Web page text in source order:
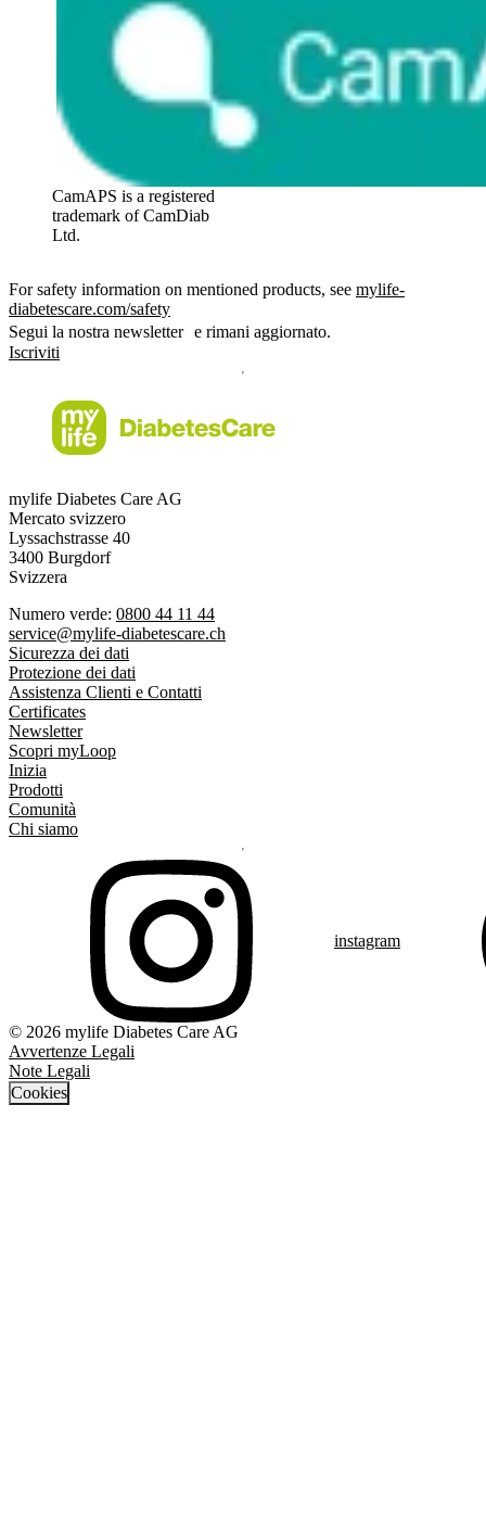
CamAPS is a registered
trademark of CamDiab
Ltd.
For safety information on mentioned products, see mylife-
diabetescare.com/safety
Segui la nostra newsletter e rimani aggiornato.
Iscriviti
mylife Diabetes Care AG
Mercato svizzero
Lyssachstrasse 40
3400 Burgdorf
Svizzera
Numero verde: 0800 44 11 44
service@mylife-diabetescare.ch
Sicurezza dei dati
Protezione dei dati
Assistenza Clienti e Contatti
Certificates
Newsletter
Scopri myLoop
Inizia
Prodotti
Comunità
Chi siamo
instagram
© 2026 mylife Diabetes Care AG
Avvertenze Legali
Note Legali
Cookies